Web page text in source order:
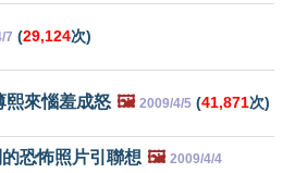
7 (29,124次)
熙來惱羞成怒 🖼️ 2009/4/5 (41,871次)
恐怖照片引聯想 🖼️ 2009/4/4